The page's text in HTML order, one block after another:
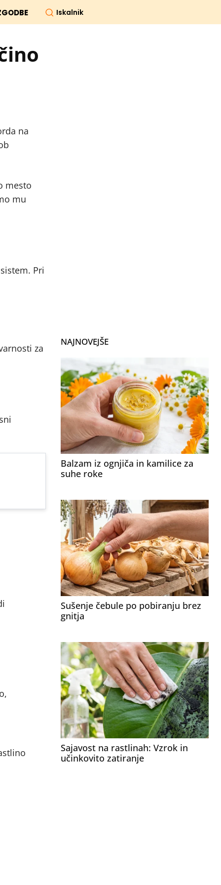
Iskalnik
na
mesto
mu
Pri
za
NAJNOVEJŠE
Balzam iz ognjiča in kamilice za
suhe roke
Sušenje čebule po pobiranju brez
gnitja
Sajavost na rastlinah: Vzrok in
učinkovito zatiranje